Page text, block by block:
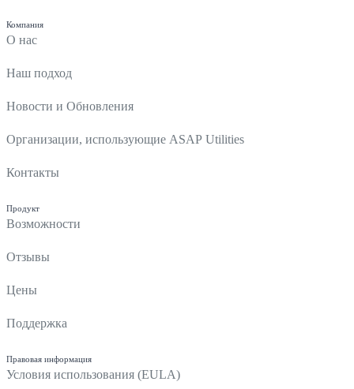
Компания
О нас
Наш подход
Новости и Обновления
Организации, использующие ASAP Utilities
Контакты
Продукт
Возможности
Отзывы
Цены
Поддержка
Правовая информация
Условия использования (EULA)